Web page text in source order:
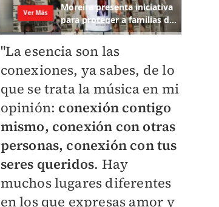
"La esencia son las
conexiones, ya sabes, de lo
que se trata la música en mi
opinión: conexión contigo
mismo, conexión con otras
personas, conexión con tus
seres queridos. Hay
muchos lugares diferentes
en los que expresas amor y